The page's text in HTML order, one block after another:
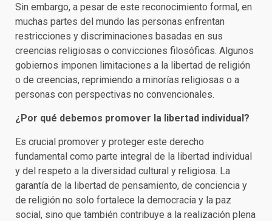
Sin embargo, a pesar de este reconocimiento formal, en
muchas partes del mundo las personas enfrentan
restricciones y discriminaciones basadas en sus
creencias religiosas o convicciones filosóficas. Algunos
gobiernos imponen limitaciones a la libertad de religión
o de creencias, reprimiendo a minorías religiosas o a
personas con perspectivas no convencionales.
¿Por qué debemos promover la libertad individual?
Es crucial promover y proteger este derecho
fundamental como parte integral de la libertad individual
y del respeto a la diversidad cultural y religiosa. La
garantía de la libertad de pensamiento, de conciencia y
de religión no solo fortalece la democracia y la paz
social, sino que también contribuye a la realización plena